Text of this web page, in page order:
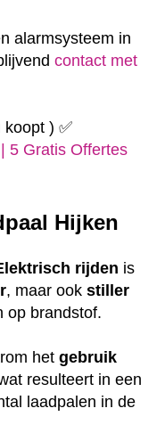
alarmsysteem in
contact met
) ✅
5 Gratis Offertes
Hijken
rijden is
, maar ook stiller
op brandstof.
het gebruik
resulteert in een
laadpalen in de